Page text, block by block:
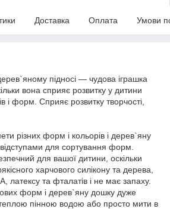
Доставка Оплата Умови
підносі — чудова іграшка
вона сприяє розвитку у дитини
і форм. Сприяє розвитку творчості,
різних форм і кольорів і дерев`яну
для сортування форм.
для вашої дитини, оскільки
харчового силікону та дерева,
латексу та фталатів і не має запаху.
форм і дерев`яну дошку дуже
пінною водою або просто мити в